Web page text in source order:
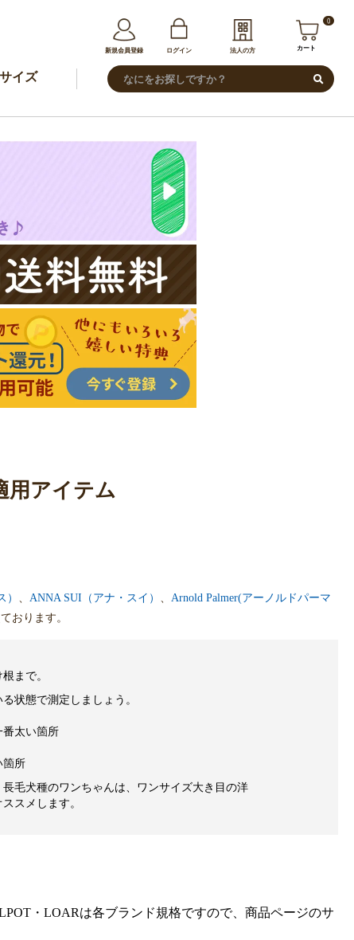
新規会員登録 ログイン 法人の方
0
カート
サイズ
用アイテム
、 ANNA SUI（アナ・スイ） 、 Arnold Palmer(アーノルドパーマ
おります。
まで。
状態で測定しましょう。
太い箇所
箇所
毛犬種のワンちゃんは、ワンサイズ大き目の洋
スメします。
・LOARは各ブランド規格ですので、商品ページのサ